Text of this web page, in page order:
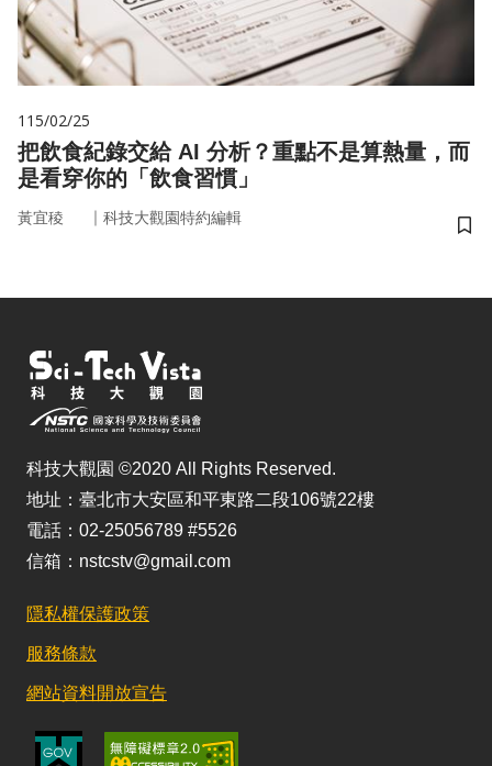
115/02/25
把飲食紀錄交給 AI 分析？重點不是算熱量，而
是看穿你的「飲食習慣」
黃宜稜 ｜ 科技大觀園特約編輯
儲
科技大觀園 ©2020 All Rights Reserved.
地址：臺北市大安區和平東路二段106號22樓
電話：02-25056789 #5526
信箱：nstcstv@gmail.com
隱私權保護政策
服務條款
網站資料開放宣告